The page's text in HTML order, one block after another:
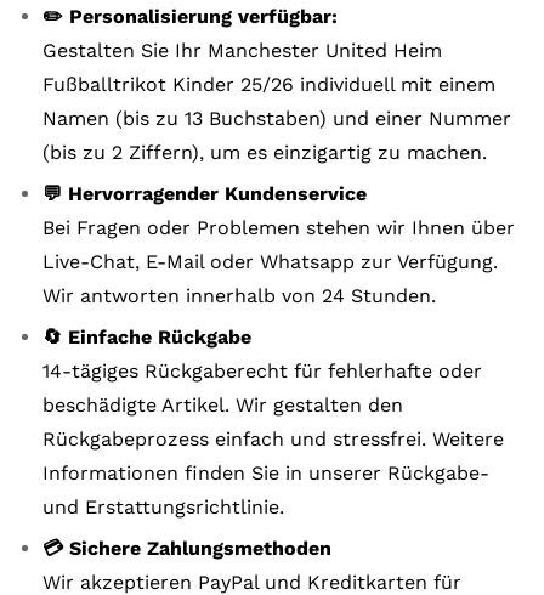
✏️ Personalisierung verfügbar:
Gestalten Sie Ihr Manchester United Heim
Fußballtrikot Kinder 25/26 individuell mit einem
Namen (bis zu 13 Buchstaben) und einer Nummer
(bis zu 2 Ziffern), um es einzigartig zu machen.
💬 Hervorragender Kundenservice
Bei Fragen oder Problemen stehen wir Ihnen über
Live-Chat, E-Mail oder Whatsapp zur Verfügung.
Wir antworten innerhalb von 24 Stunden.
🔄 Einfache Rückgabe
14-tägiges Rückgaberecht für fehlerhafte oder
beschädigte Artikel. Wir gestalten den
Rückgabeprozess einfach und stressfrei. Weitere
Informationen finden Sie in unserer Rückgabe-
und Erstattungsrichtlinie.
💳 Sichere Zahlungsmethoden
Wir akzeptieren PayPal und Kreditkarten für